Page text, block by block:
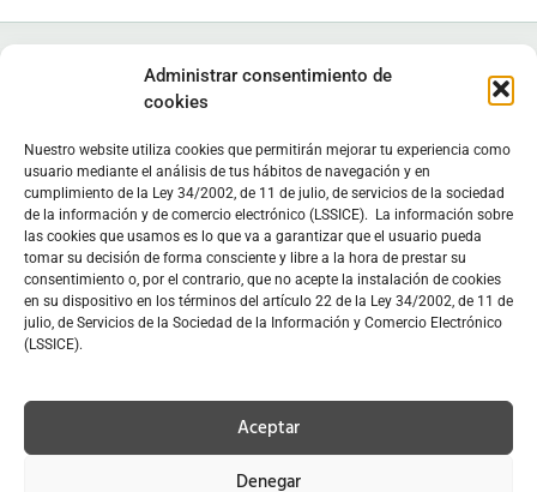
Administrar consentimiento de
cookies
Nuestro website utiliza cookies que permitirán mejorar tu experiencia como
usuario mediante el análisis de tus hábitos de navegación y en
cumplimiento de la Ley 34/2002, de 11 de julio, de servicios de la sociedad
de la información y de comercio electrónico (LSSICE). La información sobre
las cookies que usamos es lo que va a garantizar que el usuario pueda
tomar su decisión de forma consciente y libre a la hora de prestar su
consentimiento o, por el contrario, que no acepte la instalación de cookies
en su dispositivo en los términos del artículo 22 de la Ley 34/2002, de 11 de
julio, de Servicios de la Sociedad de la Información y Comercio Electrónico
(LSSICE).
Aceptar
Denegar
Instituto de Estudios Zamoranos "Florián de Ocampo", IEZFO
Diputación de Zamora - Colegio Universitario de Zamora
Lunes a viernes: 9:30 h - 13:30 h. Lunes y miércoles: 16:30 h -
19:30 h
Sedeen C/ Doctor Carracido,Bibliotecaen Colegio Universitario
C/ Doctor Carracido, s/n. 49006 Zamora, España
www.iezfloriandeocampo.com